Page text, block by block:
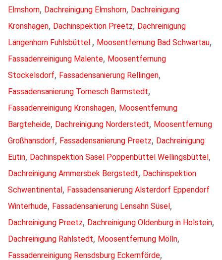
Elmshorn, Dachreinigung Elmshorn, Dachreinigung
Kronshagen, Dachinspektion Preetz, Dachreinigung
Langenhorn Fuhlsbüttel , Moosentfernung Bad Schwartau,
Fassadenreinigung Malente, Moosentfernung
Stockelsdorf, Fassadensanierung Rellingen,
Fassadensanierung Tornesch Barmstedt,
Fassadenreinigung Kronshagen, Moosentfernung
Bargteheide, Dachreinigung Norderstedt, Moosentfernung
Großhansdorf, Fassadensanierung Preetz, Dachreinigung
Eutin, Dachinspektion Sasel Poppenbüttel Wellingsbüttel,
Dachreinigung Ammersbek Bergstedt, Dachinspektion
Schwentinental, Fassadensanierung Alsterdorf Eppendorf
Winterhude, Fassadensanierung Lensahn Süsel,
Dachreinigung Preetz, Dachreinigung Oldenburg in Holstein,
Dachreinigung Rahlstedt, Moosentfernung Mölln,
Fassadenreinigung Rensdsburg Eckernförde,